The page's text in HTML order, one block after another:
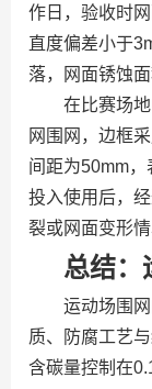
作日，验收时
直度偏差小于
落，网面锈蚀面
在比赛场
网围网，边框
间距为50mm
投入使用后，
裂或网面变形
总结：
运动场围
质、防腐工艺
含碳量控制在